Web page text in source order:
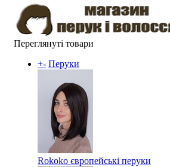
Переглянуті товари
+- Перуки
Rokoko європейські перуки